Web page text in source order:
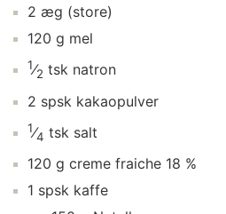
2 æg (store)
120 g mel
1⁄2 tsk natron
2 spsk kakaopulver
1⁄4 tsk salt
120 g creme fraiche 18 %
1 spsk kaffe